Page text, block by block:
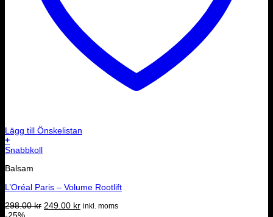
Lägg till Önskelistan
+
Snabbkoll
Balsam
L’Oréal Paris – Volume Rootlift
298.00kr Det
249.00 krDet
inkl. moms